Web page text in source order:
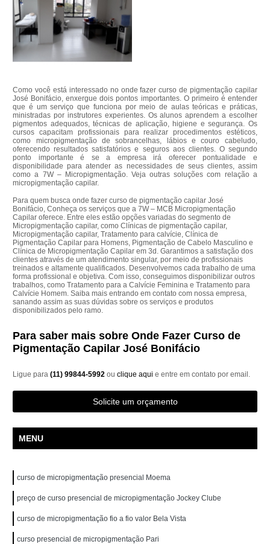
Como você está interessado no onde fazer curso de pigmentação capilar
José Bonifácio, enxergue dois pontos importantes. O primeiro é entender
que é um serviço que funciona por meio de aulas teóricas e práticas,
ministradas por instrutores experientes. Os alunos aprendem a escolher
pigmentos adequados, técnicas de aplicação, higiene e segurança. Os
cursos capacitam profissionais para realizar procedimentos estéticos,
como micropigmentação de sobrancelhas, lábios e couro cabeludo,
oferecendo resultados satisfatórios e seguros aos clientes. O segundo
ponto importante é se a empresa irá oferecer pontualidade e
disponibilidade para atender as necessidades de seus clientes, assim
como a 7W – Micropigmentação. Veja outras soluções com relação a
micropigmentação capilar.
Para quem busca onde fazer curso de pigmentação capilar José
Bonifácio, Conheça os serviços que a 7W – MCB Micropigmentação
Capilar oferece. Entre eles estão opções variadas do segmento de
Micropigmentação capilar, como Clínicas de pigmentação capilar,
Micropigmentação capilar, Tratamento para calvície, Clínica de
Pigmentação Capilar para Homens, Pigmentação de Cabelo Masculino e
Clínica de Micropigmentação Capilar em 3d. Garantimos a satisfação dos
clientes através de um atendimento singular, por meio de profissionais
treinados e altamente qualificados. Desenvolvemos cada trabalho de uma
forma profissional e objetiva. Com isso, conseguimos disponibilizar outros
trabalhos, como Tratamento para a Calvície Feminina e Tratamento para
Calvície Homem. Saiba mais entrando em contato com nossa empresa,
sanando assim as suas dúvidas sobre os serviços e produtos
disponibilizados pelo ramo.
Para saber mais sobre Onde Fazer Curso de
Pigmentação Capilar José Bonifácio
Ligue para(11) 99844-5992ouclique aqui e entre em contato por email.
Solicite um orçamento
MENU
curso de micropigmentação presencial Moema
preço de curso presencial de micropigmentação Jockey Clube
curso de micropigmentação fio a fio valor Bela Vista
curso presencial de micropigmentação Pari